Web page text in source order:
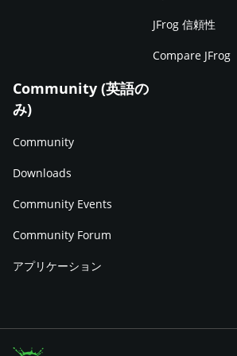
JFrog 信頼性
Compare JFrog
Community (英語の
み)
Community
Downloads
Community Events
Community Forum
アプリケーション